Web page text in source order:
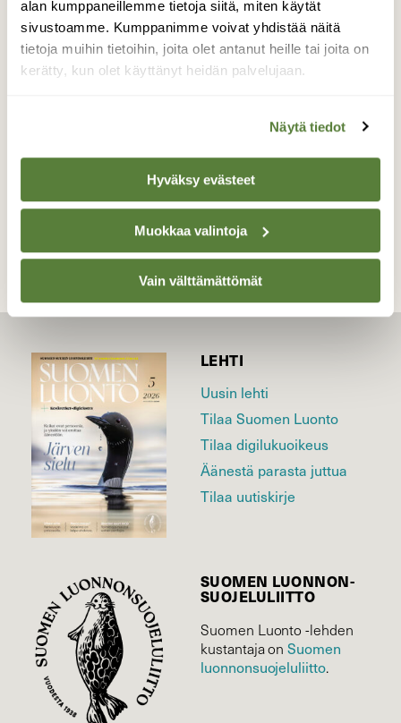
alan kumppaneillemme tietoja siitä, miten käytät
sivustoamme. Kumppanimme voivat yhdistää näitä
tietoja muihin tietoihin, joita olet antanut heille tai joita on
kerätty, kun olet käyttänyt heidän palvelujaan.
Näytä tiedot
Hyväksy evästeet
Muokkaa valintoja
Vain välttämättömät
AAMU AURAJOELLA
Aamu Aurajoella 30.6.2026 Klo:07.00 Turku
TAKAISIN LISTAAN
LEHTI
Uusin lehti
Tilaa Suomen Luonto
Tilaa digilukuoikeus
Äänestä parasta juttua
Tilaa uutiskirje
SUOMEN LUONNON­
SUOJELU­LIITTO
Suomen Luonto -lehden
kustantaja onSuomen
luonnonsuojelu­liitto.